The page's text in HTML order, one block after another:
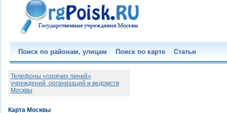
Поиск по районам, улицам Поиск по карте Статьи
Телефоны «горячих линий»
учреждений, организаций и ведомств
Москвы